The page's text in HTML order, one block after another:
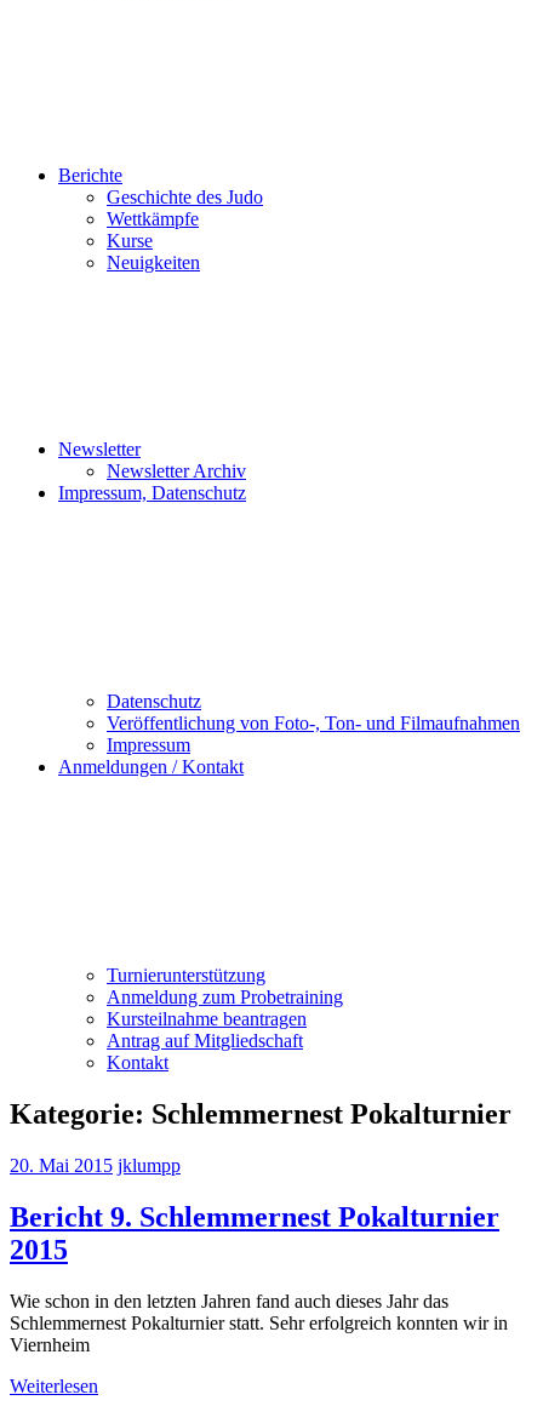
Berichte
Geschichte des Judo
Wettkämpfe
Kurse
Neuigkeiten
Newsletter
Newsletter Archiv
Impressum, Datenschutz
Datenschutz
Veröffentlichung von Foto-, Ton- und Filmaufnahmen
Impressum
Anmeldungen / Kontakt
Turnierunterstützung
Anmeldung zum Probetraining
Kursteilnahme beantragen
Antrag auf Mitgliedschaft
Kontakt
Kategorie: Schlemmernest Pokalturnier
20. Mai 2015 jklumpp
Bericht 9. Schlemmernest Pokalturnier
2015
Wie schon in den letzten Jahren fand auch dieses Jahr das
Schlemmernest Pokalturnier statt. Sehr erfolgreich konnten wir in
Viernheim
Weiterlesen